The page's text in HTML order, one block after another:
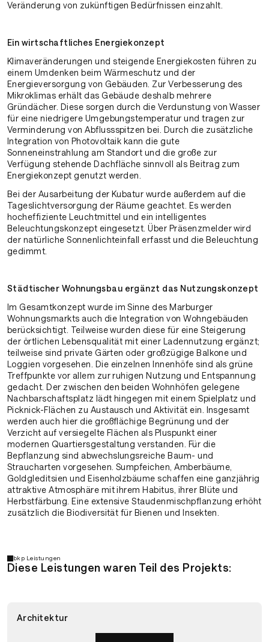
Veränderung von zukünftigen Bedürfnissen einzahlt.
Ein wirtschaft­liches Energie­konzept
Klimaveränderungen und steigende Energiekosten führen zu
einem Umdenken beim Wärmeschutz und der
Energieversorgung von Gebäuden. Zur Verbesserung des
Mikroklimas erhält das Gebäude deshalb mehrere
Gründächer. Diese sorgen durch die Verdunstung von Wasser
für eine niedrigere Umgebungstemperatur und tragen zur
Verminderung von Abflussspitzen bei. Durch die zusätzliche
Integration von Photovoltaik kann die gute
Sonneneinstrahlung am Standort und die große zur
Verfügung stehende Dachfläche sinnvoll als Beitrag zum
Energiekonzept genutzt werden.
Bei der Ausarbeitung der Kubatur wurde außerdem auf die
Tageslichtversorgung der Räume geachtet. Es werden
hocheffiziente Leuchtmittel und ein intelligentes
Beleuchtungskonzept eingesetzt. Über Präsenzmelder wird
der natürliche Sonnenlichteinfall erfasst und die Beleuchtung
gedimmt.
Städtischer Wohnungs­bau ergänzt das Nutzungs­konzept
Im Gesamtkonzept wurde im Sinne des Marburger
Wohnungsmarkts auch die Integration von Wohngebäuden
berücksichtigt. Teilweise wurden diese für eine Steigerung
der örtlichen Lebensqualität mit einer Ladennutzung ergänzt;
teilweise sind private Gärten oder großzügige Balkone und
Loggien vorgesehen. Die einzelnen Innenhöfe sind als grüne
Treffpunkte vor allem zur ruhigen Nutzung und Entspannung
gedacht. Der zwischen den beiden Wohnhöfen gelegene
Nachbarschaftsplatz lädt hingegen mit einem Spielplatz und
Picknick-Flächen zu Austausch und Aktivität ein. Insgesamt
werden auch hier die großflächige Begrünung und der
Verzicht auf versiegelte Flächen als Pluspunkt einer
modernen Quartiersgestaltung verstanden. Für die
Bepflanzung sind abwechslungsreiche Baum- und
Straucharten vorgesehen. Sumpfeichen, Amberbäume,
Goldgleditsien und Eisenholzbäume schaffen eine ganzjährig
attraktive Atmosphäre mit ihrem Habitus, ihrer Blüte und
Herbstfärbung. Eine extensive Staudenmischpflanzung erhöht
zusätzlich die Biodiversität für Bienen und Insekten.
bkp Leistungen
Diese Leistungen waren Teil des Projekts:
Architektur